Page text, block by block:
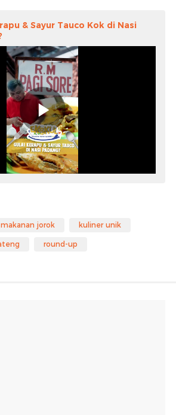
& Sayur Tauco Kok di Nasi
jorok kuliner unik
round-up